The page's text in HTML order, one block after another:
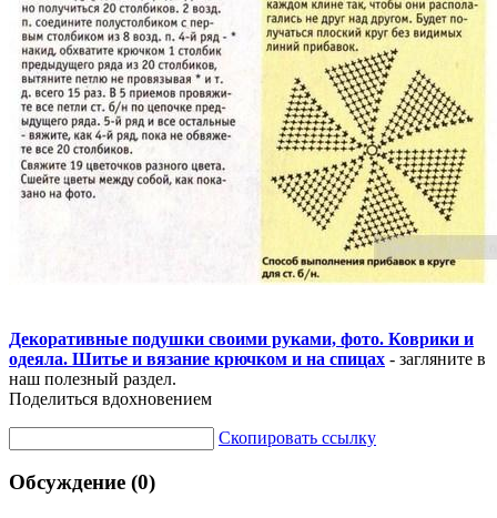
Декоративные подушки своими руками, фото. Коврики и
одеяла. Шитье и вязание крючком и на спицах - загляните в
наш полезный раздел.
Поделиться вдохновением
Скопировать ссылку
Обсуждение (0)